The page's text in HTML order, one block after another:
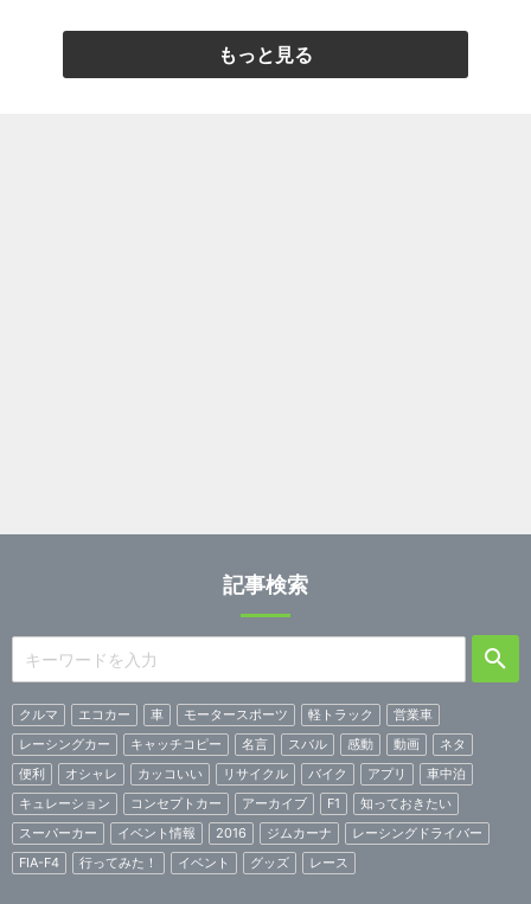
もっと見る
記事検索
クルマ エコカー 車 モータースポーツ 軽トラック
営業車
レーシングカー
キャッチコピー 名言 スバル 感動 動画
ネタ
便利
オシャレ カッコいい リサイクル バイク アプリ
車中泊
キュレーション
コンセプトカー アーカイブ F1
知っておきたい
スーパーカー
イベント情報 2016 ジムカーナ
レーシングドライバー
FIA-F4
行ってみた！ イベント グッズ レース